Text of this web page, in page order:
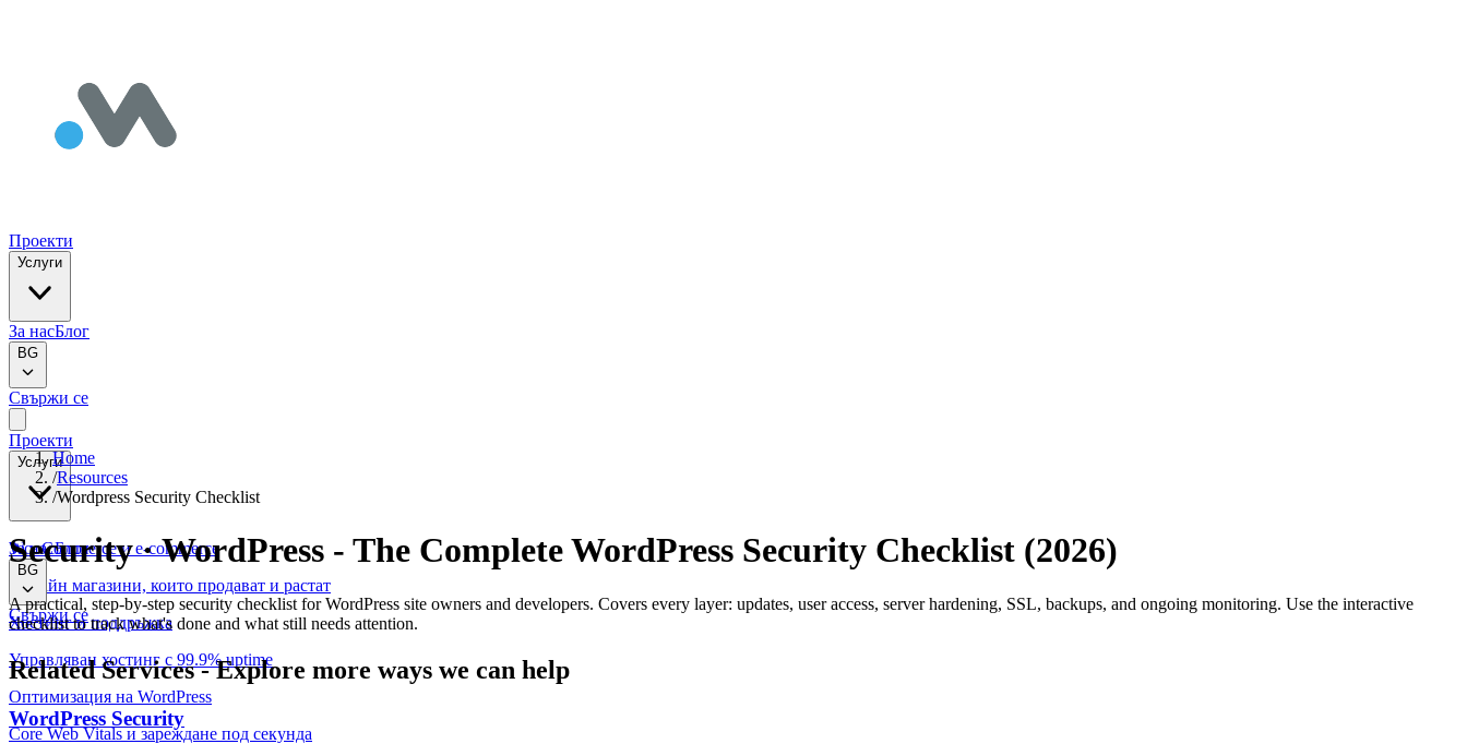
Проекти
Услуги
За насБлог
BG
Свържи се
Проекти
Услуги
WooCommerce и е-commerce
Онлайн магазини, които продават и растат
Хостинг и поддръжка
Управляван хостинг с 99.9% uptime
Оптимизация на WordPress
Core Web Vitals и зареждане под секунда
За насБлог
BG
Свържи се
Home
/Resources
/Wordpress Security Checklist
Security · WordPress - The Complete WordPress Security Checklist (2026)
A practical, step-by-step security checklist for WordPress site owners and developers. Covers every layer: updates, user access, server hardening, SSL, backups, and ongoing monitoring. Use the interactive
checklist to track what's done and what still needs attention.
Related Services-Explore more ways we can help
WordPress Security